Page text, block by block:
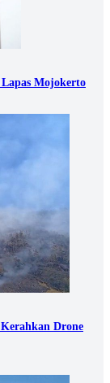
Mojokerto
Drone